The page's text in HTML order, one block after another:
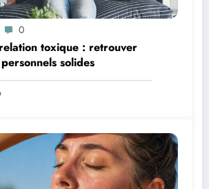
0
toxique : retrouver
solides